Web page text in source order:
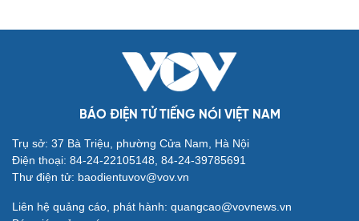
BÁO ĐIỆN TỬ TIẾNG NÓI VIỆT NAM
Trụ sở: 37 Bà Triệu, phường Cửa Nam, Hà Nội
Điện thoại: 84-24-22105148, 84-24-39785691
Thư điện tử: baodientuvov@vov.vn
Liên hệ quảng cáo, phát hành: quangcao@vovnews.vn